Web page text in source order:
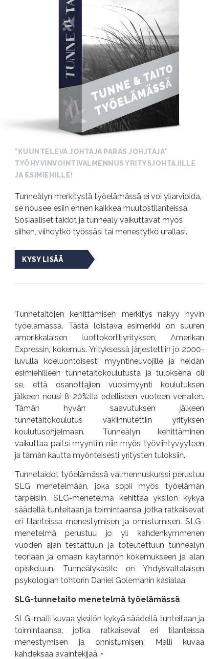
VALMENNUKSET
BLOGI
TULOSSA
UUTTA!
KARAOKETANSSIT
UUTTA!
ILMOITTAUTUMINEN
"KUUNTELEVA JOHTAJA PARAS JOHJTAJA"
TYÖHYVINVOINTIVALMENNUS YRITYSJOHTAJILLE
JA ESIMIEHILLE!
Tunneälyn merkitystä työelämässä ei voi yliarvioida,
se nousee esiin ennen kaikkea muutostilanteissa.
Sosiaaliset taidot ja tunneäly vaikuttavat myös
siihen, viihdytkö työssäsi tai menestytkö urallasi.
KYSY LISÄÄ
Tunnetaitojen kehittämisen merkitys näkyy hyvin
työelämässä. Tästä loistava esimerkki on suuren
amerikkalaisen luottokorttiyrityksen, Amerikan
Expressin, kokemus. Yrityksessä järjestettiin jo 2000-
luvulla koeluontoisesti myyntineuvojille ja heidän
esimiehilleen tunnetaitokoulutusta ja tuloksena oli
se, että osanottajien vuosimyynti koulutuksen
jälkeen nousi 8-20%:lla edelliseen vuoteen verraten.
Tämän hyvän saavutuksen jälkeen
tunnetaitokoulutus vakiinnutettiin yrityksen
koulutusohjelmaan. Tunneälyn kehittäminen
vaikuttaa paitsi myyntiin niin myös työviihtyvyyteen
ja tämän kautta myönteisesti yritysten tuloksiin.
Tunnetaidot työelämässä valmennuskurssi perustuu
SLG menetelmään, joka sopii myös työelämän
tarpeisiin. SLG-menetelmä kehittää yksilön kykyä
säädellä tunteitaan ja toimintaansa, jotka ratkaisevat
eri tilanteissa menestymisen ja onnistumisen. SLG-
menetelmä perustuu jo yli kahdenkymmenen
vuoden ajan testattuun ja toteutettuun tunneälyn
teoriaan ja omaan käytännön kokemukseen ja alan
opiskeluun. Tunneälykäsite on Yhdysvaltalaisen
psykologian tohtorin Daniel Golemanin käsialaa.
SLG-tunnetaito menetelmä työelämässä
SLG-malli kuvaa yksilön kykyä säädellä tunteitaan ja
toimintaansa, jotka ratkaisevat eri tilanteissa
menestymisen ja onnistumisen. Malli kuvaa
kahdeksaa avaintekijää: •